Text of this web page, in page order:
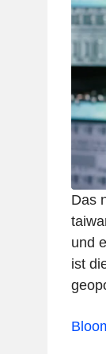
Das
und
ist